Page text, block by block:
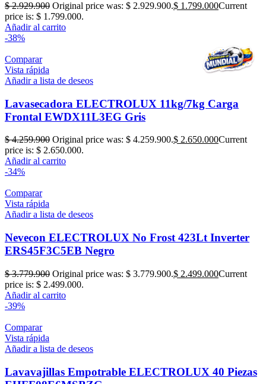
$2.929.900 Original price was: $ 2.929.900.$ 1.799.000Current
price is: $ 1.799.000.
Añadir al carrito
-38%
Comparar
Vista rápida
Añadir a lista de deseos
Lavasecadora ELECTROLUX 11kg/7kg Carga
Frontal EWDX11L3EG Gris
$4.259.900 Original price was: $ 4.259.900.$ 2.650.000Current
price is: $ 2.650.000.
Añadir al carrito
-34%
Comparar
Vista rápida
Añadir a lista de deseos
Nevecon ELECTROLUX No Frost 423Lt Inverter
ERS45F3C5EB Negro
$3.779.900 Original price was: $ 3.779.900.$ 2.499.000Current
price is: $ 2.499.000.
Añadir al carrito
-39%
Comparar
Vista rápida
Añadir a lista de deseos
Lavavajillas Empotrable ELECTROLUX 40 Piezas